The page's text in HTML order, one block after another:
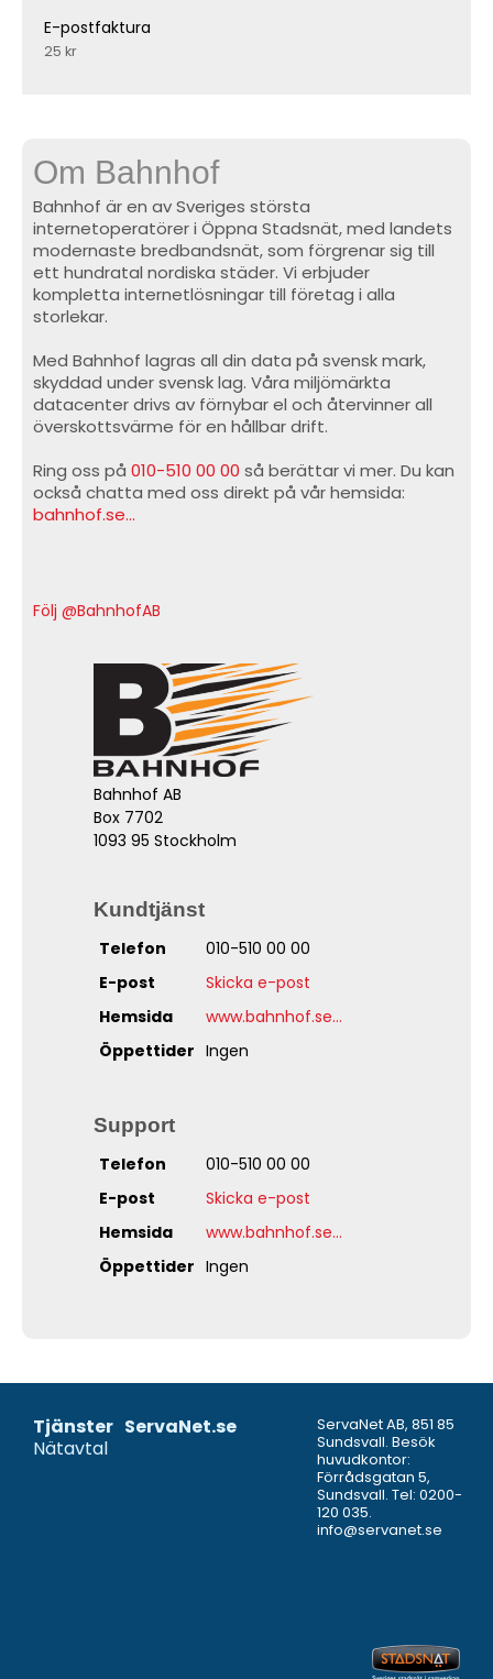
E-postfaktura
25 kr
Om Bahnhof
Bahnhof är en av Sveriges största
internetoperatörer i Öppna Stadsnät, med landets
modernaste bredbandsnät, som förgrenar sig till
ett hundratal nordiska städer. Vi erbjuder
kompletta internetlösningar till företag i alla
storlekar.
Med Bahnhof lagras all din data på svensk mark,
skyddad under svensk lag. Våra miljömärkta
datacenter drivs av förnybar el och återvinner all
överskottsvärme för en hållbar drift.
Ring oss på 010-510 00 00 så berättar vi mer. Du kan
också chatta med oss direkt på vår hemsida:
bahnhof.se...
Följ @BahnhofAB
Bahnhof AB
Box 7702
1093 95 Stockholm
Kundtjänst
Telefon
010-510 00 00
E-post
Skicka e-post
Hemsida
www.bahnhof.se...
Öppettider Ingen
Support
Telefon
010-510 00 00
E-post
Skicka e-post
Hemsida
www.bahnhof.se...
Öppettider Ingen
Tjänster
Nätavtal
ServaNet.se
ServaNet AB, 851 85
Sundsvall. Besök
huvudkontor:
Förrådsgatan 5,
Sundsvall. Tel: 0200-
120 035.
info@servanet.se